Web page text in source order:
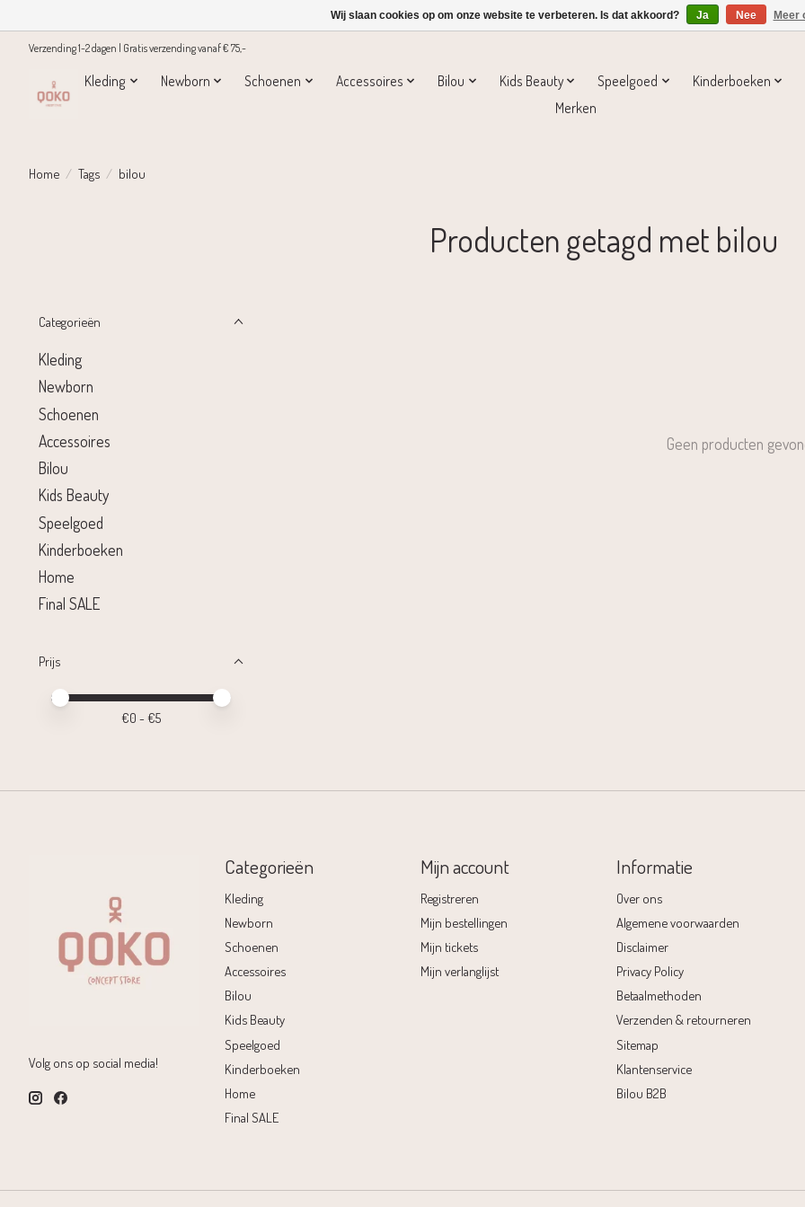
Verzending 1-2 dagen | Gratis verzending vanaf € 75,-
Kleding Newborn Schoenen Accessoires Bilou Kids Beauty Speelgoed
Kinderboeken
Merken
Home / Tags / bilou
Producten getagd met bilou
Categorieën
Kleding
Newborn
Schoenen
Accessoires
Bilou
Kids Beauty
Speelgoed
Kinderboeken
Home
Final SALE
Prijs
Minimale prijswaarde
Price maximum value
€0 - €5
Geen producten
Volg ons op social media!
Categorieën
Kleding
Newborn
Schoenen
Accessoires
Bilou
Kids Beauty
Speelgoed
Kinderboeken
Home
Final SALE
Mijn account
Registreren
Mijn bestellingen
Mijn tickets
Mijn verlanglijst
Informatie
Over ons
Algemene voorwaarden
Disclaimer
Privacy Policy
Betaalmethoden
Verzenden & retourneren
Sitemap
Klantenservice
Bilou B2B
Wij slaan cookies op om onze website te verbeteren. Is dat akkoord? Ja Nee Meer